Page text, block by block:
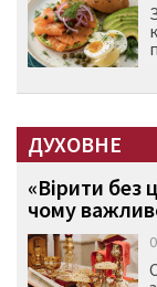
ДУХОВНЕ
«Вірити без
чому